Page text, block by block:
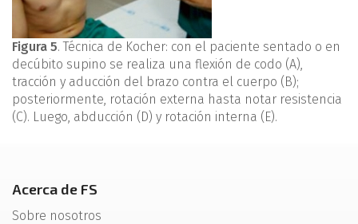
Figura 5. Técnica de Kocher: con el paciente sentado o en
decúbito supino se realiza una flexión de codo (A),
tracción y aducción del brazo contra el cuerpo (B);
posteriormente, rotación externa hasta notar resistencia
(C). Luego, abducción (D) y rotación interna (E).
Acerca de FS
Sobre nosotros